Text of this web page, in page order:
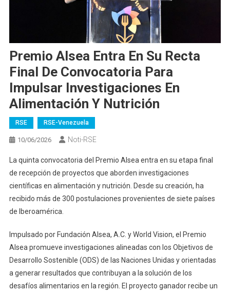
Premio Alsea Entra En Su Recta
Final De Convocatoria Para
Impulsar Investigaciones En
Alimentación Y Nutrición
RSE RSE-Venezuela
10/06/2026 Noti-RSE
La quinta convocatoria del Premio Alsea entra en su etapa final
de recepción de proyectos que aborden investigaciones
científicas en alimentación y nutrición. Desde su creación, ha
recibido más de 300 postulaciones provenientes de siete países
de Iberoamérica.
Impulsado por Fundación Alsea, A.C. y World Vision, el Premio
Alsea promueve investigaciones alineadas con los Objetivos de
Desarrollo Sostenible (ODS) de las Naciones Unidas y orientadas
a generar resultados que contribuyan a la solución de los
desafíos alimentarios en la región. El proyecto ganador recibe un